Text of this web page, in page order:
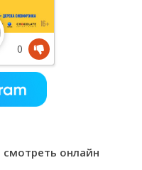
смотреть онлайн
0